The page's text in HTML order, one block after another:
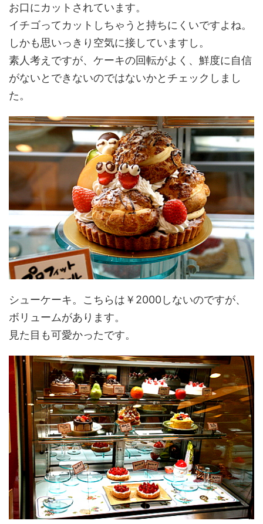
お口にカットされています。
イチゴってカットしちゃうと持ちにくいですよね。
しかも思いっきり空気に接していますし。
素人考えですが、ケーキの回転がよく、鮮度に自信
がないとできないのではないかとチェックしまし
た。
シューケーキ。こちらは￥2000しないのですが、
ボリュームがあります。
見た目も可愛かったです。